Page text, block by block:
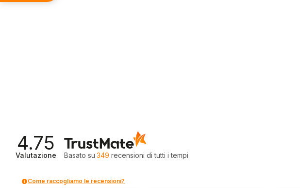
4.75
Valutazione Basato su 349 recensionidi tutti i tempi
Come raccogliamo le recensioni?